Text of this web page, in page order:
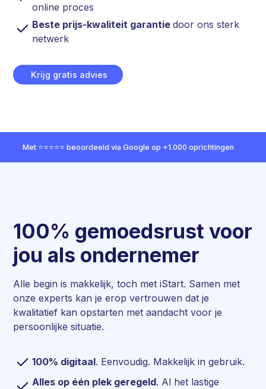
online proces
Beste prijs-kwaliteit garantiedoor ons sterk
netwerk
Krijg gratis advies
Met ⭐⭐⭐⭐⭐ beoordeeld via Google op +1.000 oprichtingen
100% gemoedsrust voor
jou als ondernemer
Alle begin is makkelijk, toch met iStart. Samen met
onze experts kan je erop vertrouwen dat je
kwalitatief kan opstarten met aandacht voor je
persoonlijke situatie.
100% digitaal. Eenvoudig. Makkelijk in gebruik.
Alles op één plek geregeld. Al het lastige